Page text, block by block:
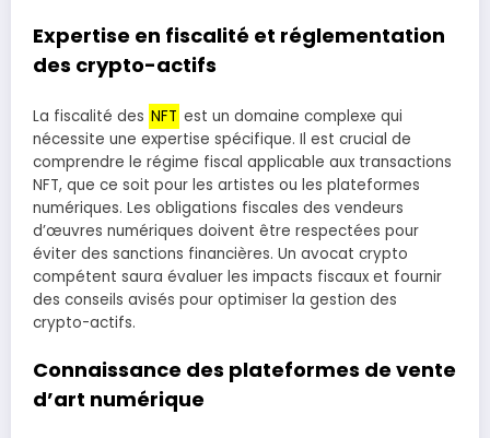
Expertise en fiscalité et réglementation
des crypto-actifs
La fiscalité des NFT est un domaine complexe qui
nécessite une expertise spécifique. Il est crucial de
comprendre le régime fiscal applicable aux transactions
NFT, que ce soit pour les artistes ou les plateformes
numériques. Les obligations fiscales des vendeurs
d’œuvres numériques doivent être respectées pour
éviter des sanctions financières. Un avocat crypto
compétent saura évaluer les impacts fiscaux et fournir
des conseils avisés pour optimiser la gestion des
crypto-actifs.
Connaissance des plateformes de vente
d’art numérique